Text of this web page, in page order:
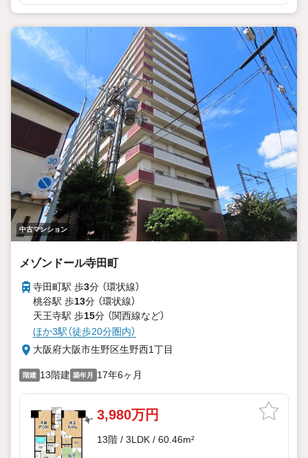
中古マンション
メゾンドール寺田町
寺田町駅 歩3分 （環状線）
桃谷駅 歩13分 （環状線）
天王寺駅 歩15分 （関西線など）
ほか3駅（徒歩20分圏内）
大阪府大阪市生野区生野西1丁目
階建 13階建 築年月 17年6ヶ月
3,980万円
13階 / 3LDK / 60.46m²